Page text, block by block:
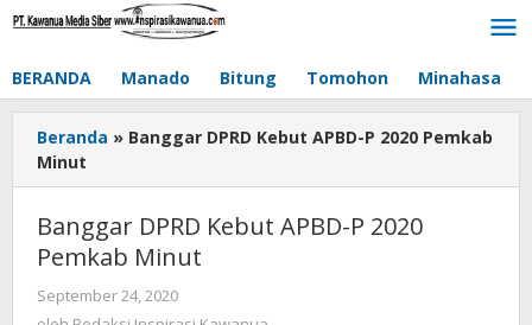
Lewati
BERANDA Manado Bitung Tomohon Minahasa
Beranda » Banggar DPRD Kebut APBD-P 2020 Pemkab
Minut
Banggar DPRD Kebut APBD-P 2020
Pemkab Minut
September 24, 2020
Redaksi